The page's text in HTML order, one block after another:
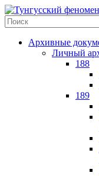
Архивные
Личный
188
189